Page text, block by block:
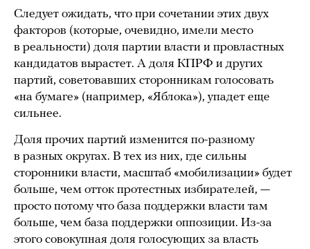
Следует ожидать, что при сочетании этих двух
факторов (которые, очевидно, имели место
в реальности) доля партии власти и провластных
кандидатов вырастет. А доля КПРФ и других
партий, советовавших сторонникам голосовать
«на бумаге» (например, «Яблока»), упадет еще
сильнее.
Доля прочих партий изменится по-разному
в разных округах. В тех из них, где сильны
сторонники власти, масштаб «мобилизации» будет
больше, чем отток протестных избирателей, —
просто потому что база поддержки власти там
больше, чем база поддержки оппозиции. Из-за
этого совокупная доля голосующих за власть